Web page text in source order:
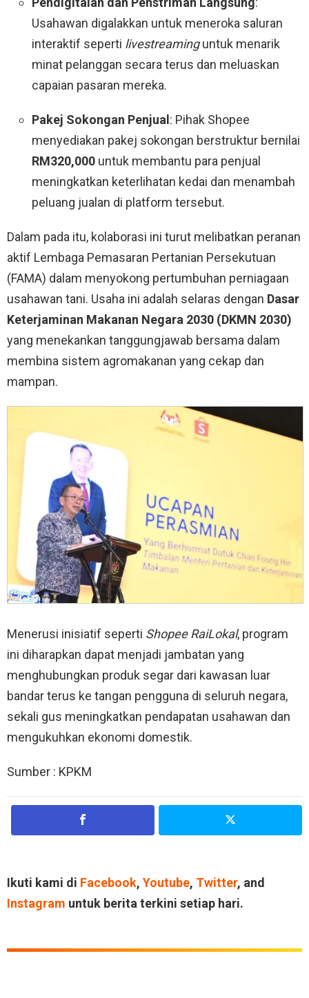
Usahawan digalakkan untuk meneroka saluran
interaktif seperti livestreaminguntuk menarik
minat pelanggan secara terus dan meluaskan
capaian pasaran mereka.
Pakej Sokongan Penjual : Pihak Shopee
menyediakan pakej sokongan berstruktur bernilai
RM320,000 untuk membantu para penjual
meningkatkan keterlihatan kedai dan menambah
peluang jualan di platform tersebut.
Dalam pada itu, kolaborasi ini turut melibatkan peranan
aktif Lembaga Pemasaran Pertanian Persekutuan
(FAMA) dalam menyokong pertumbuhan perniagaan
usahawan tani. Usaha ini adalah selaras dengan Dasar
Keterjaminan Makanan Negara 2030 (DKMN 2030)
yang menekankan tanggungjawab bersama dalam
membina sistem agromakanan yang cekap dan
mampan.
Menerusi inisiatif seperti Shopee RaiLokal, program
ini diharapkan dapat menjadi jambatan yang
menghubungkan produk segar dari kawasan luar
bandar terus ke tangan pengguna di seluruh negara,
sekali gus meningkatkan pendapatan usahawan dan
mengukuhkan ekonomi domestik.
Sumber : KPKM
Ikuti kami di Facebook, Youtube, Twitter, and
Instagram untuk berita terkini setiap hari.